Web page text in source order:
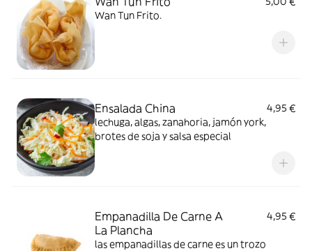
Wan Tun Frito.
Ensalada China
4,95 €
lechuga, algas, zanahoria, jamón york,
brotes de soja y salsa especial
Empanadilla De Carne A
La Plancha
4,95 €
las empanadillas de carne es un trozo